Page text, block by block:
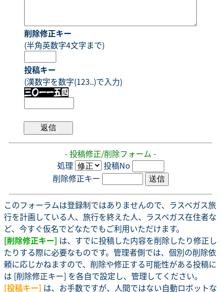
削除修正キー
(半角英数字4文字まで)
投稿キー
(漢数字を数字(123..)で入力)
- 投稿修正/削除フォーム -
処理
投稿No
削除修正キー
このフォーラムは登録制ではありませんので、ラスベガス旅
行を計画している人、旅行を終えた人、ラスベガス在住者な
ど、今すぐ仮名でどなたでもご利用いただけます。
[削除修正キー] は、すでに投稿した内容を削除したり修正し
たりする際に必要なものです。管理者側では、個別の削除依
頼に応じかねますので、削除や修正する可能性がある投稿に
は [削除修正キー] を各自で設定し、管理してください。
[投稿キー] は、お手数ですが、人間ではない自動ロボットな